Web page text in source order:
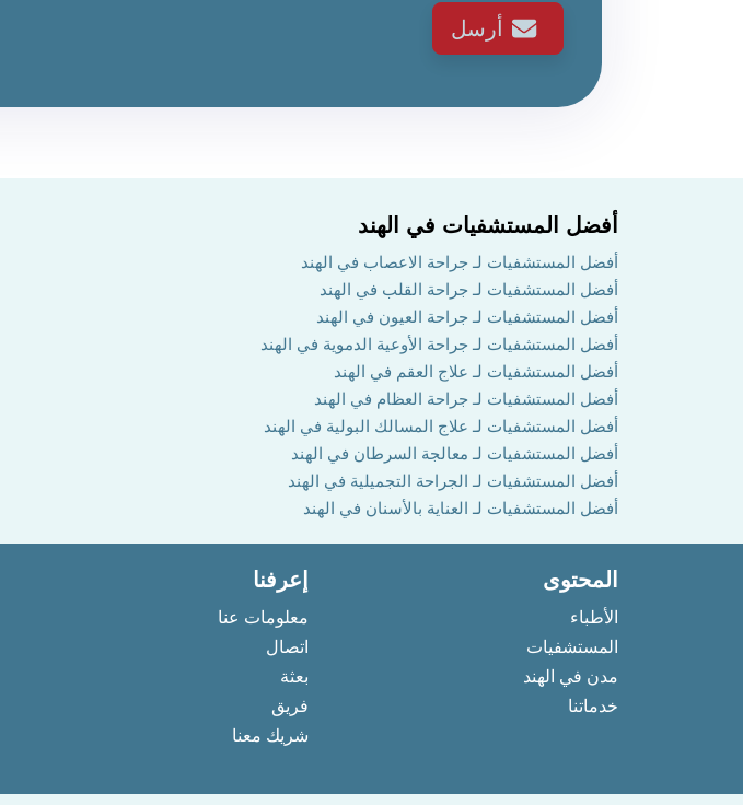
أرسل
أفضل المستشفيات في الهند
أفضل المستشفيات لـ جراحة الاعصاب في الهند
أفضل المستشفيات لـ جراحة القلب في الهند
أفضل المستشفيات لـ جراحة العيون في الهند
أفضل المستشفيات لـ جراحة الأوعية الدموية في الهند
أفضل المستشفيات لـ علاج العقم في الهند
أفضل المستشفيات لـ جراحة العظام في الهند
أفضل المستشفيات لـ علاج المسالك البولية في الهند
أفضل المستشفيات لـ معالجة السرطان في الهند
أفضل المستشفيات لـ الجراحة التجميلية في الهند
أفضل المستشفيات لـ العناية بالأسنان في الهند
المحتوى
الأطباء
المستشفيات
مدن في الهند
خدماتنا
إعرفنا
معلومات عنا
اتصال
بعثة
فريق
شريك معنا